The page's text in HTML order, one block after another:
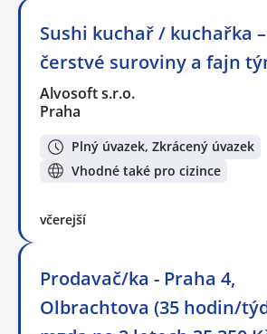
Sushi kuchař / kuchařka –
čerstvé suroviny a fajn
Alvosoft s.r.o.
Praha
Plný úvazek, Zkrácený úvazek
Vhodné také pro cizince
včerejší
Prodavač/ka - Praha 4,
Olbrachtova (35 hodin/